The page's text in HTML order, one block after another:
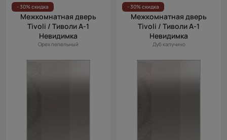
- 30% скидка
Межкомнатная дверь
Tivoli / Тиволи А-1
Невидимка
Орех пепельный
- 30% скидка
Межкомнатная дверь
Tivoli / Тиволи А-1
Невидимка
Дуб капучино